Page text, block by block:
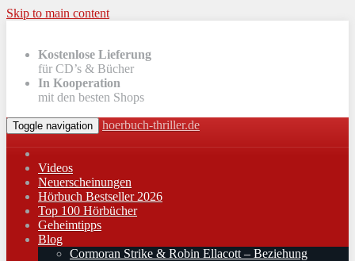
Skip to main content
Kostenlose Lieferung
für CD’s & Bücher
In Kooperation
mit den besten Shops
Toggle navigation hoerbuch-thriller.de
Videos
Neuerscheinungen
Hörbuch Bestseller 2026
Top 100 Hörbücher
Geheimtipps
Blog
Cormoran Strike & Robin Ellacott – Beziehung